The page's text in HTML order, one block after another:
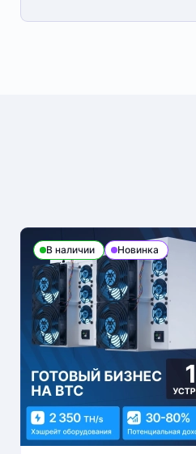
В наличии Новинка